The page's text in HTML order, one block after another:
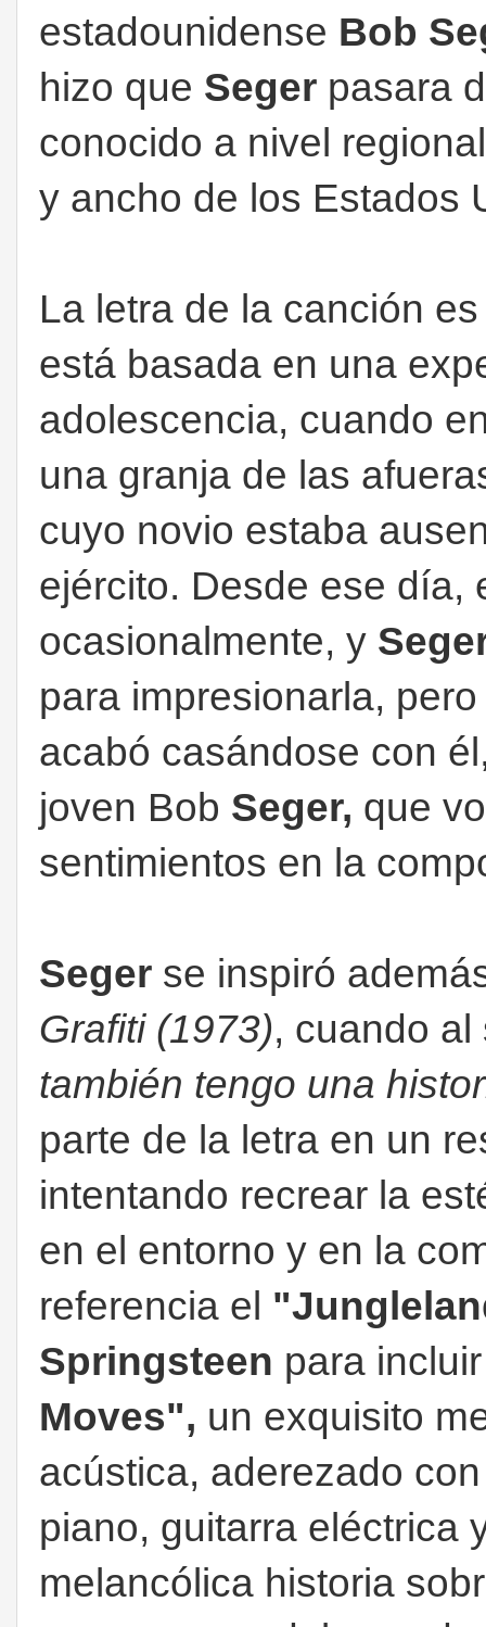
estadounidense Bob
hizo que Seger pasara
conocido a nivel
y ancho de los Estados
La letra de la canción
está basada en una
adolescencia, cuando
una granja de las
cuyo novio estaba
ejército. Desde ese día,
ocasionalmente, y
para impresionarla,
acabó casándose con
joven Bob Seger, que
sentimientos en la
Seger se inspiró
Grafiti (1973), cuando
también tengo una
parte de la letra en un
intentando recrear la
en el entorno y en la
referencia el
Springsteen para
Moves", un exquisito
acústica, aderezado
piano, guitarra eléctrica
melancólica historia